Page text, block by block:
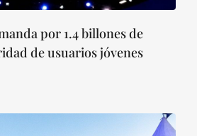
por 1.4 billones de
de usuarios jóvenes